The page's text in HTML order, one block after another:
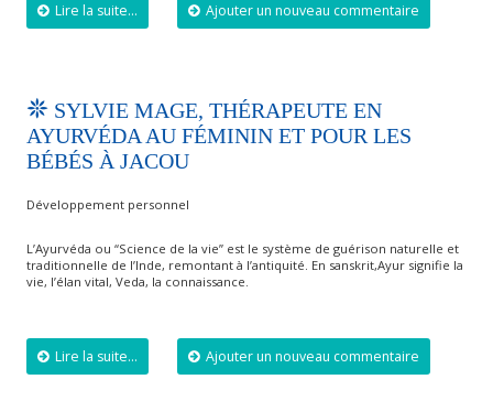
Lire la suite... Ajouter un nouveau commentaire
SYLVIE MAGE, THÉRAPEUTE EN
AYURVÉDA AU FÉMININ ET POUR LES
BÉBÉS À JACOU
Développement personnel
L’Ayurvéda ou “Science de la vie” est le système de guérison naturelle et
traditionnelle de l’Inde, remontant à l’antiquité. En sanskrit,Ayur signifie la
vie, l’élan vital, Veda, la connaissance.
Lire la suite... Ajouter un nouveau commentaire